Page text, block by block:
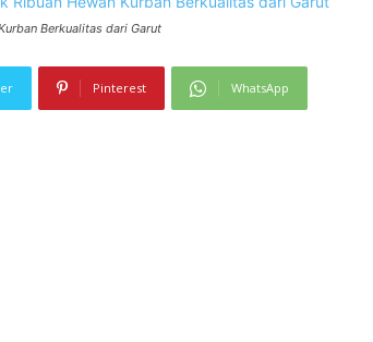
Berkualitas dari Garut
Pinterest WhatsApp